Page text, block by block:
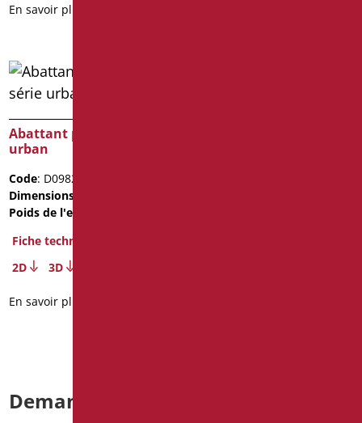
En savoir plus
Abattant pour wc série
urban
Code: D0982/01
Dimensions
Poids de l'emballage
Fiche technique
2D
3D
En savoir plus
Demande d’informations